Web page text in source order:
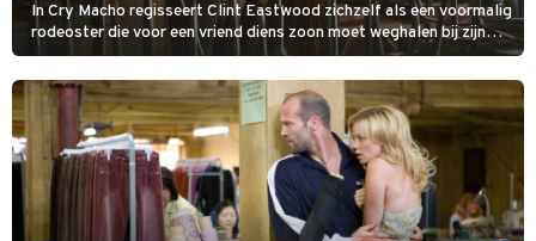
In Cry Macho regisseert Clint Eastwood zichzelf als een voormalig
rodeoster die voor een vriend diens zoon moet weghalen bij zijn
ontaarde Mexicaanse moeder, waarna er tijdens die trip een
vriendschap ontstaat tussen de oude man en de tiener.